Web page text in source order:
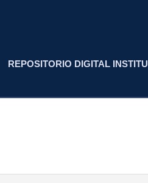
REPOSITORIO DIGITAL